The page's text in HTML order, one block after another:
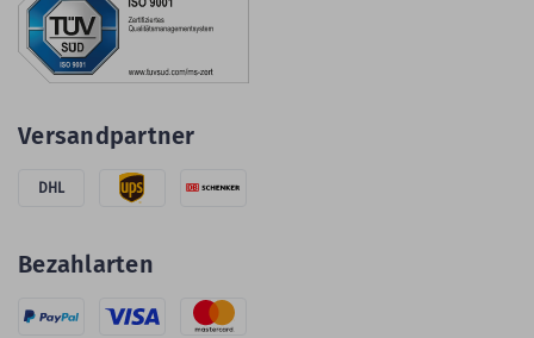
Versandpartner
DHL
Bezahlarten